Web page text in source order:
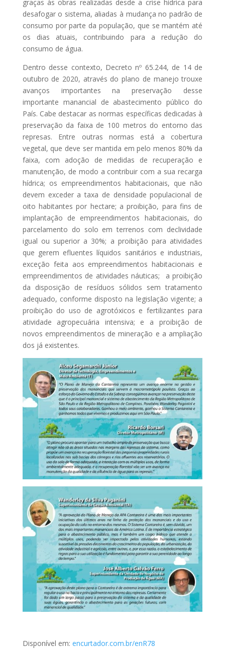
Lançame
nto do
de
Gestão de
Ativos no
Brasil –
Edição
2025
Receba o Seu
Gratuitamente
CLIQUE AQUI E BAIXE
GRATUITAMENTE!
CLIQUE FORA DO POP-UP PARA FECHAR
graças às obras realizadas desde a crise hídrica para
desafogar o sistema, aliadas à mudança no padrão de
consumo por parte da população, que se mantém até
os dias atuais, contribuindo para a redução do
consumo de água.
Dentro desse contexto, Decreto nº 65.244, de 14 de
outubro de 2020, através do plano de manejo trouxe
avanços importantes na preservação desse
importante manancial de abastecimento público do
País. Cabe destacar as normas específicas dedicadas à
preservação da faixa de 100 metros do entorno das
represas. Entre outras normas está a cobertura
vegetal, que deve ser mantida em pelo menos 80% da
faixa, com adoção de medidas de recuperação e
manutenção, de modo a contribuir com a sua recarga
hídrica; os empreendimentos habitacionais, que não
devem exceder a taxa de densidade populacional de
oito habitantes por hectare; a proibição, para fins de
implantação de empreendimentos habitacionais, do
parcelamento do solo em terrenos com declividade
igual ou superior a 30%; a proibição para atividades
que gerem efluentes líquidos sanitários e industriais,
exceção feita aos empreendimentos habitacionais e
empreendimentos de atividades náuticas; a proibição
da disposição de resíduos sólidos sem tratamento
adequado, conforme disposto na legislação vigente; a
proibição do uso de agrotóxicos e fertilizantes para
atividade agropecuária intensiva; e a proibição de
novos empreendimentos de mineração e a ampliação
dos já existentes.
Disponível em: encurtador.com.br/enR78